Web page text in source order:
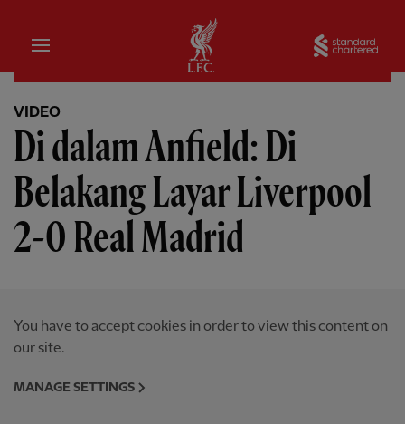
Rumah
VIDEO
Di dalam Anfield: Di
Belakang Layar Liverpool
2-0 Real Madrid
You have to accept cookies in order to view this content on
our site.
MANAGE SETTINGS